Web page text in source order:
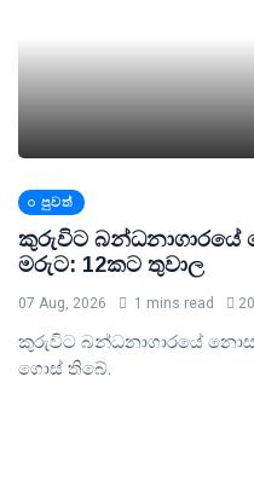
පුවත්
කුරුවිට
මරුට: 12කට තුවාල
07 Aug, 2026 1 mins read
කුරුවිට බන්ධනාගාරයේ
ගොස් තිබේ.